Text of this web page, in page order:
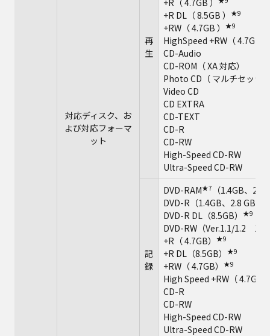
対応ディスク、お
よび対応フォーマ
ット
再
生
+R（ 4.7GB ）
+R DL（ 8.5GB ） ★9
+RW（ 4.7GB ） ★9
HighSpeed +RW（ 4.7GB
CD-Audio
CD-ROM（ XA 対応）
Photo CD（ マルチセッシ
Video CD
CD EXTRA
CD-TEXT
CD-R
CD-RW
High-Speed CD-RW
Ultra-Speed CD-RW
記
録
DVD-RAM★7
（1.4GB、
DVD-R（1.4GB、2.8 GB
DVD-R DL（8.5GB）
★9
DVD-RW（Ver.1.1/1.2
+R（ 4.7GB）
★9
+R DL（8.5GB） ★9
+RW（ 4.7GB） ★9
High Speed +RW（ 4.7GB
CD-R
CD-RW
High-Speed CD-RW
Ultra-Speed CD-RW